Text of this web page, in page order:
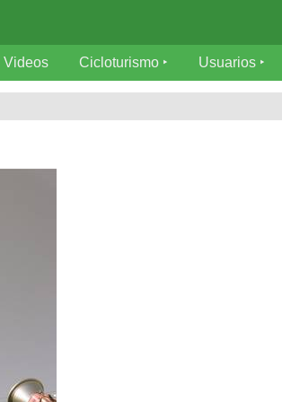
Videos Cicloturismo Usuarios